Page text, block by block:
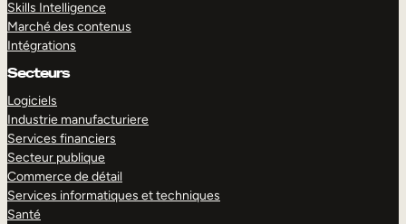
Skills Intelligence
Marché des contenus
Intégrations
Secteurs
Logiciels
Industrie manufacturiere
Services financiers
Secteur publique
Commerce de détail
Services informatiques et techniques
Santé